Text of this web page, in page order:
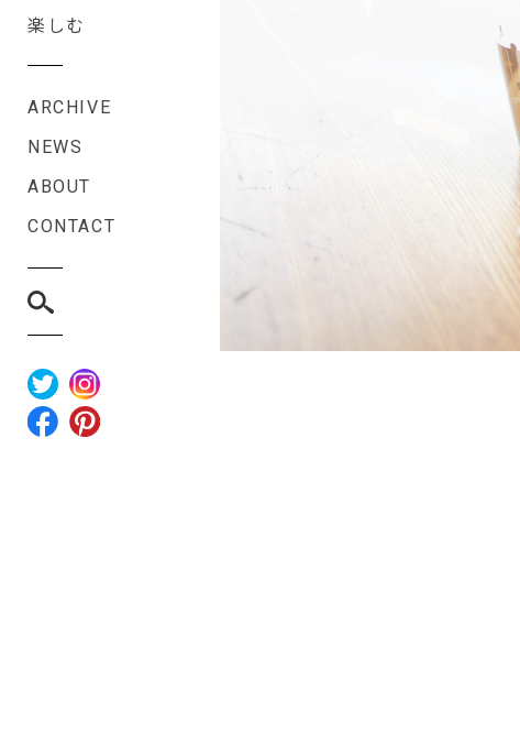
楽しむ
ARCHIVE
NEWS
ABOUT
CONTACT
#
#田
#
#河淳
#岸
#一枚
#展